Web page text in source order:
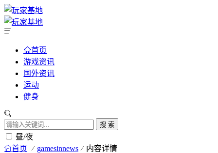
首页
游戏资讯
国外资讯
运动
健身
搜 索
昼/夜
首页 gamesinnews 内容详情